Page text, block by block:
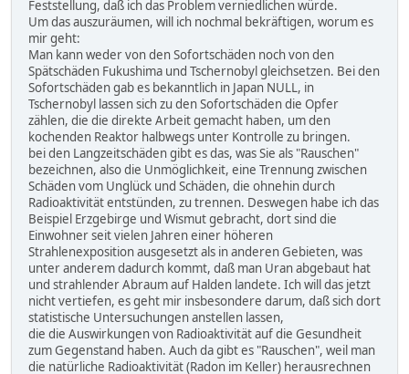
Feststellung, daß ich das Problem verniedlichen würde.
Um das auszuräumen, will ich nochmal bekräftigen, worum es
mir geht:
Man kann weder von den Sofortschäden noch von den
Spätschäden Fukushima und Tschernobyl gleichsetzen. Bei den
Sofortschäden gab es bekanntlich in Japan NULL, in
Tschernobyl lassen sich zu den Sofortschäden die Opfer
zählen, die die direkte Arbeit gemacht haben, um den
kochenden Reaktor halbwegs unter Kontrolle zu bringen.
bei den Langzeitschäden gibt es das, was Sie als "Rauschen"
bezeichnen, also die Unmöglichkeit, eine Trennung zwischen
Schäden vom Unglück und Schäden, die ohnehin durch
Radioaktivität entstünden, zu trennen. Deswegen habe ich das
Beispiel Erzgebirge und Wismut gebracht, dort sind die
Einwohner seit vielen Jahren einer höheren
Strahlenexposition ausgesetzt als in anderen Gebieten, was
unter anderem dadurch kommt, daß man Uran abgebaut hat
und strahlender Abraum auf Halden landete. Ich will das jetzt
nicht vertiefen, es geht mir insbesondere darum, daß sich dort
statistische Untersuchungen anstellen lassen,
die die Auswirkungen von Radioaktivität auf die Gesundheit
zum Gegenstand haben. Auch da gibt es "Rauschen", weil man
die natürliche Radioaktivität (Radon im Keller) herausrechnen